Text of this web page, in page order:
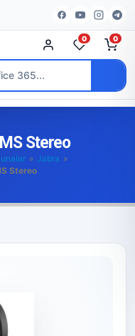
0 0
Stereo
» Jabra »
Stereo